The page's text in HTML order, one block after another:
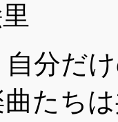
分だ
たち